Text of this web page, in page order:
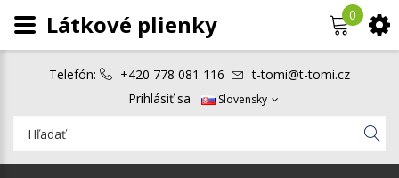
Telefón: +420 778 081 116
t-tomi@t-tomi.cz
Prihlásiť sa
Slovensky
0
Látkové plienky